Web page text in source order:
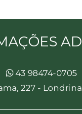
43 98474-0705
227 -